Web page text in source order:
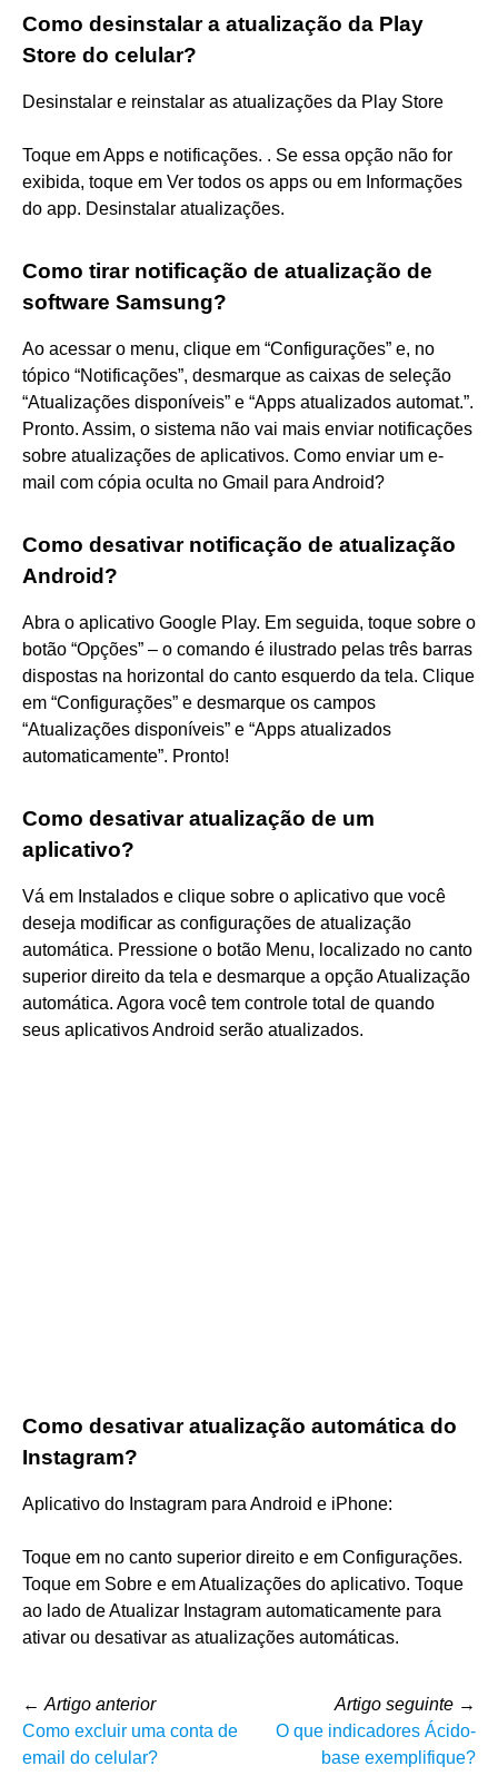
Como desinstalar a atualização da Play
Store do celular?
Desinstalar e reinstalar as atualizações da Play Store
Toque em Apps e notificações. . Se essa opção não for
exibida, toque em Ver todos os apps ou em Informações
do app. Desinstalar atualizações.
Como tirar notificação de atualização de
software Samsung?
Ao acessar o menu, clique em “Configurações” e, no
tópico “Notificações”, desmarque as caixas de seleção
“Atualizações disponíveis” e “Apps atualizados automat.”.
Pronto. Assim, o sistema não vai mais enviar notificações
sobre atualizações de aplicativos. Como enviar um e-
mail com cópia oculta no Gmail para Android?
Como desativar notificação de atualização
Android?
Abra o aplicativo Google Play. Em seguida, toque sobre o
botão “Opções” – o comando é ilustrado pelas três barras
dispostas na horizontal do canto esquerdo da tela. Clique
em “Configurações” e desmarque os campos
“Atualizações disponíveis” e “Apps atualizados
automaticamente”. Pronto!
Como desativar atualização de um
aplicativo?
Vá em Instalados e clique sobre o aplicativo que você
deseja modificar as configurações de atualização
automática. Pressione o botão Menu, localizado no canto
superior direito da tela e desmarque a opção Atualização
automática. Agora você tem controle total de quando
seus aplicativos Android serão atualizados.
Como desativar atualização automática do
Instagram?
Aplicativo do Instagram para Android e iPhone:
Toque em no canto superior direito e em Configurações.
Toque em Sobre e em Atualizações do aplicativo. Toque
ao lado de Atualizar Instagram automaticamente para
ativar ou desativar as atualizações automáticas.
← Artigo anterior
Como excluir uma conta de
email do celular?
Artigo seguinte →
O que indicadores Ácido-
base exemplifique?